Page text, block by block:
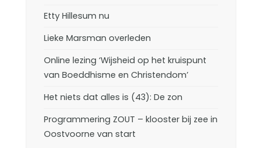
Etty Hillesum nu
Lieke Marsman overleden
Online lezing ‘Wijsheid op het kruispunt
van Boeddhisme en Christendom’
Het niets dat alles is (43): De zon
Programmering ZOUT – klooster bij zee in
Oostvoorne van start